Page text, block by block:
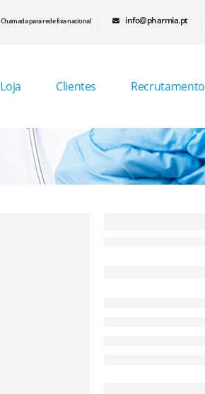
Chamada para rede fixa nacional info@pharmia.pt
Loja Clientes Recrutamento